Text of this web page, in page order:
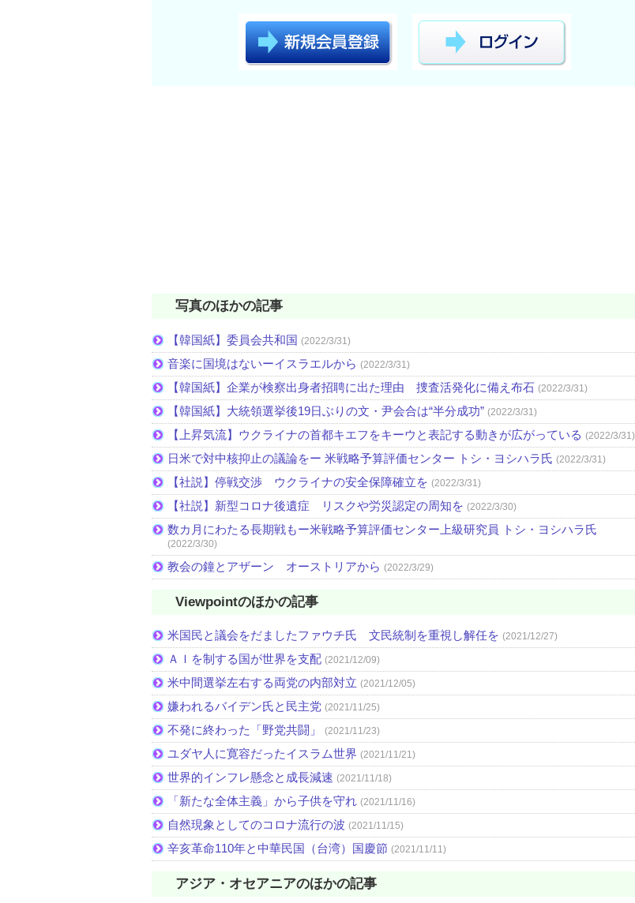
写真のほかの記事
【韓国紙】委員会共和国 (2022/3/31)
音楽に国境はないーイスラエルから (2022/3/31)
【韓国紙】企業が検察出身者招聘に出た理由 捜査活発化に備え布石 (2022/3/31)
【韓国紙】大統領選挙後19日ぶりの文・尹会合は“半分成功” (2022/3/31)
【上昇気流】ウクライナの首都キエフをキーウと表記する動きが広がっている (2022/3/31)
日米で対中核抑止の議論をー 米戦略予算評価センター トシ・ヨシハラ氏 (2022/3/31)
【社説】停戦交渉 ウクライナの安全保障確立を (2022/3/31)
【社説】新型コロナ後遺症 リスクや労災認定の周知を (2022/3/30)
数カ月にわたる長期戦もー米戦略予算評価センター上級研究員 トシ・ヨシハラ氏
(2022/3/30)
教会の鐘とアザーン オーストリアから (2022/3/29)
Viewpointのほかの記事
米国民と議会をだましたファウチ氏 文民統制を重視し解任を (2021/12/27)
ＡＩを制する国が世界を支配 (2021/12/09)
米中間選挙左右する両党の内部対立 (2021/12/05)
嫌われるバイデン氏と民主党 (2021/11/25)
不発に終わった「野党共闘」 (2021/11/23)
ユダヤ人に寛容だったイスラム世界 (2021/11/21)
世界的インフレ懸念と成長減速 (2021/11/18)
「新たな全体主義」から子供を守れ (2021/11/16)
自然現象としてのコロナ流行の波 (2021/11/15)
辛亥革命110年と中華民国（台湾）国慶節 (2021/11/11)
アジア・オセアニアのほかの記事